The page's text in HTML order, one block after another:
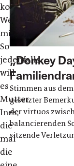
konstantem
Wettbewerb
miteinander.
So
jedenfalls
will
es
Mutter
Ines,
die
mal
die
„Donkey
Stimmen aus
gesetzter
der virtuos
balancierenden
sitzende